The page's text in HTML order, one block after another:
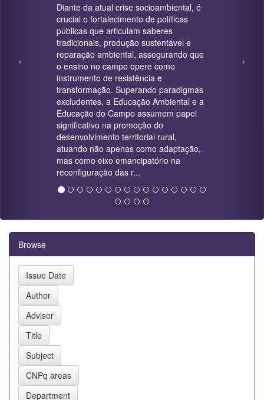
Diante da atual crise socioambiental, é
crucial o fortalecimento de políticas
públicas que articulam saberes
tradicionais, produção sustentável e
reparação ambiental, assegurando que
o ensino no campo opere como
instrumento de resistência e
transformação. Superando paradigmas
excludentes, a Educação Ambiental e a
Educação do Campo assumem papel
significativo na promoção do
desenvolvimento territorial rural,
atuando não apenas como adaptação,
mas como eixo emancipatório na
reconfiguração das r...
Browse